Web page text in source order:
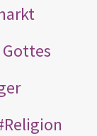
Religion